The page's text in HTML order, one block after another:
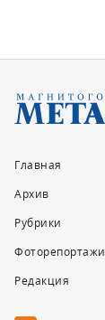
Главная
Архив
Рубрики
Фоторепортажи
Редакция